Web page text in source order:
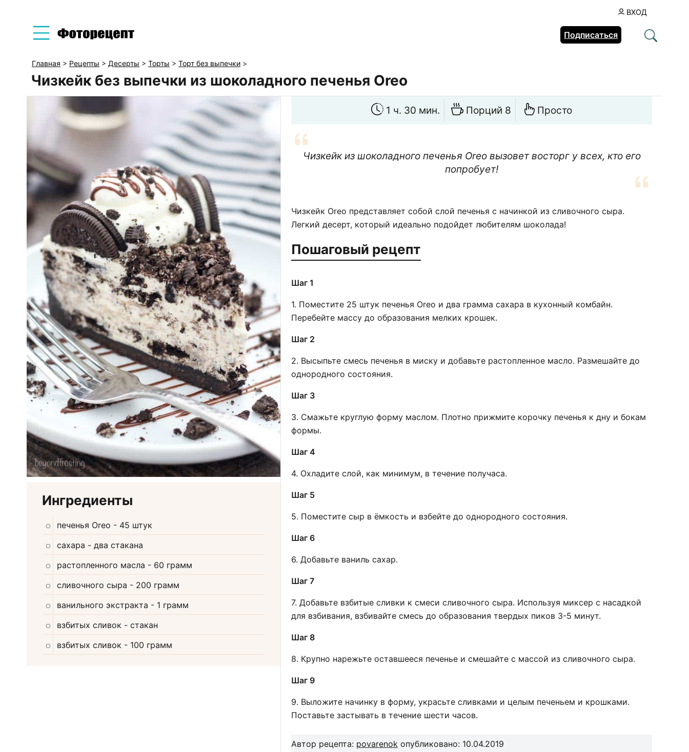
ВХОД
Подписаться
Главная > Рецепты > Десерты > Торты > Торт без выпечки >
Чизкейк без выпечки из шоколадного печенья Oreo
Ингредиенты
печенья Oreo - 45 штук
сахара - два стакана
растопленного масла - 60 грамм
сливочного сыра - 200 грамм
ванильного экстракта - 1 грамм
взбитых сливок - стакан
взбитых сливок - 100 грамм
1 ч. 30 мин. Порций 8 Просто
Чизкейк из шоколадного печенья Oreo вызовет восторг у всех, кто его
попробует!
Чизкейк Oreo представляет собой слой печенья с начинкой из сливочного сыра.
Легкий десерт, который идеально подойдет любителям шоколада!
Пошаговый рецепт
Шаг 1
1. Поместите 25 штук печенья Oreo и два грамма сахара в кухонный комбайн.
Перебейте массу до образования мелких крошек.
Шаг 2
2. Высыпьте смесь печенья в миску и добавьте растопленное масло. Размешайте до
однородного состояния.
Шаг 3
3. Смажьте круглую форму маслом. Плотно прижмите корочку печенья к дну и бокам
формы.
Шаг 4
4. Охладите слой, как минимум, в течение получаса.
Шаг 5
5. Поместите сыр в ёмкость и взбейте до однородного состояния.
Шаг 6
6. Добавьте ваниль сахар.
Шаг 7
7. Добавьте взбитые сливки к смеси сливочного сыра. Используя миксер с насадкой
для взбивания, взбивайте смесь до образования твердых пиков 3-5 минут.
Шаг 8
8. Крупно нарежьте оставшееся печенье и смешайте с массой из сливочного сыра.
Шаг 9
9. Выложите начинку в форму, украсьте сливками и целым печеньем и крошками.
Поставьте застывать в течение шести часов.
Автор рецепта: povarenok опубликовано: 10.04.2019